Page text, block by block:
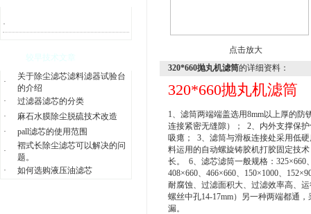
·
较早技术文章
·
关于除尘滤芯滤料滤器试验台
的介绍
·
过滤器滤芯的分类
·
麻石水膜除尘脱硫技术改造
·
pall滤芯的使用范围
·
褶式长除尘滤芯可以解决的问
题。
·
如何选购液压油滤芯
点击放大
320*660抛丸机滤筒的详细资料：
320*660抛丸机滤筒
1、滤筒两端端盖选用8mm以上厚的
连接紧密无缝隙）； 2、内外支撑保
吸瘪； 3、滤筒与滑板连接处采用低
料运用的自动螺旋铸胶机打胶固定技
长。 6、滤芯滤筒一般规格：325×660
408×660、466×660、150×1000、
耐腐蚀、过滤面积大、过滤效率高、
螺丝中孔14-17mm）另一种两端都通
漏。